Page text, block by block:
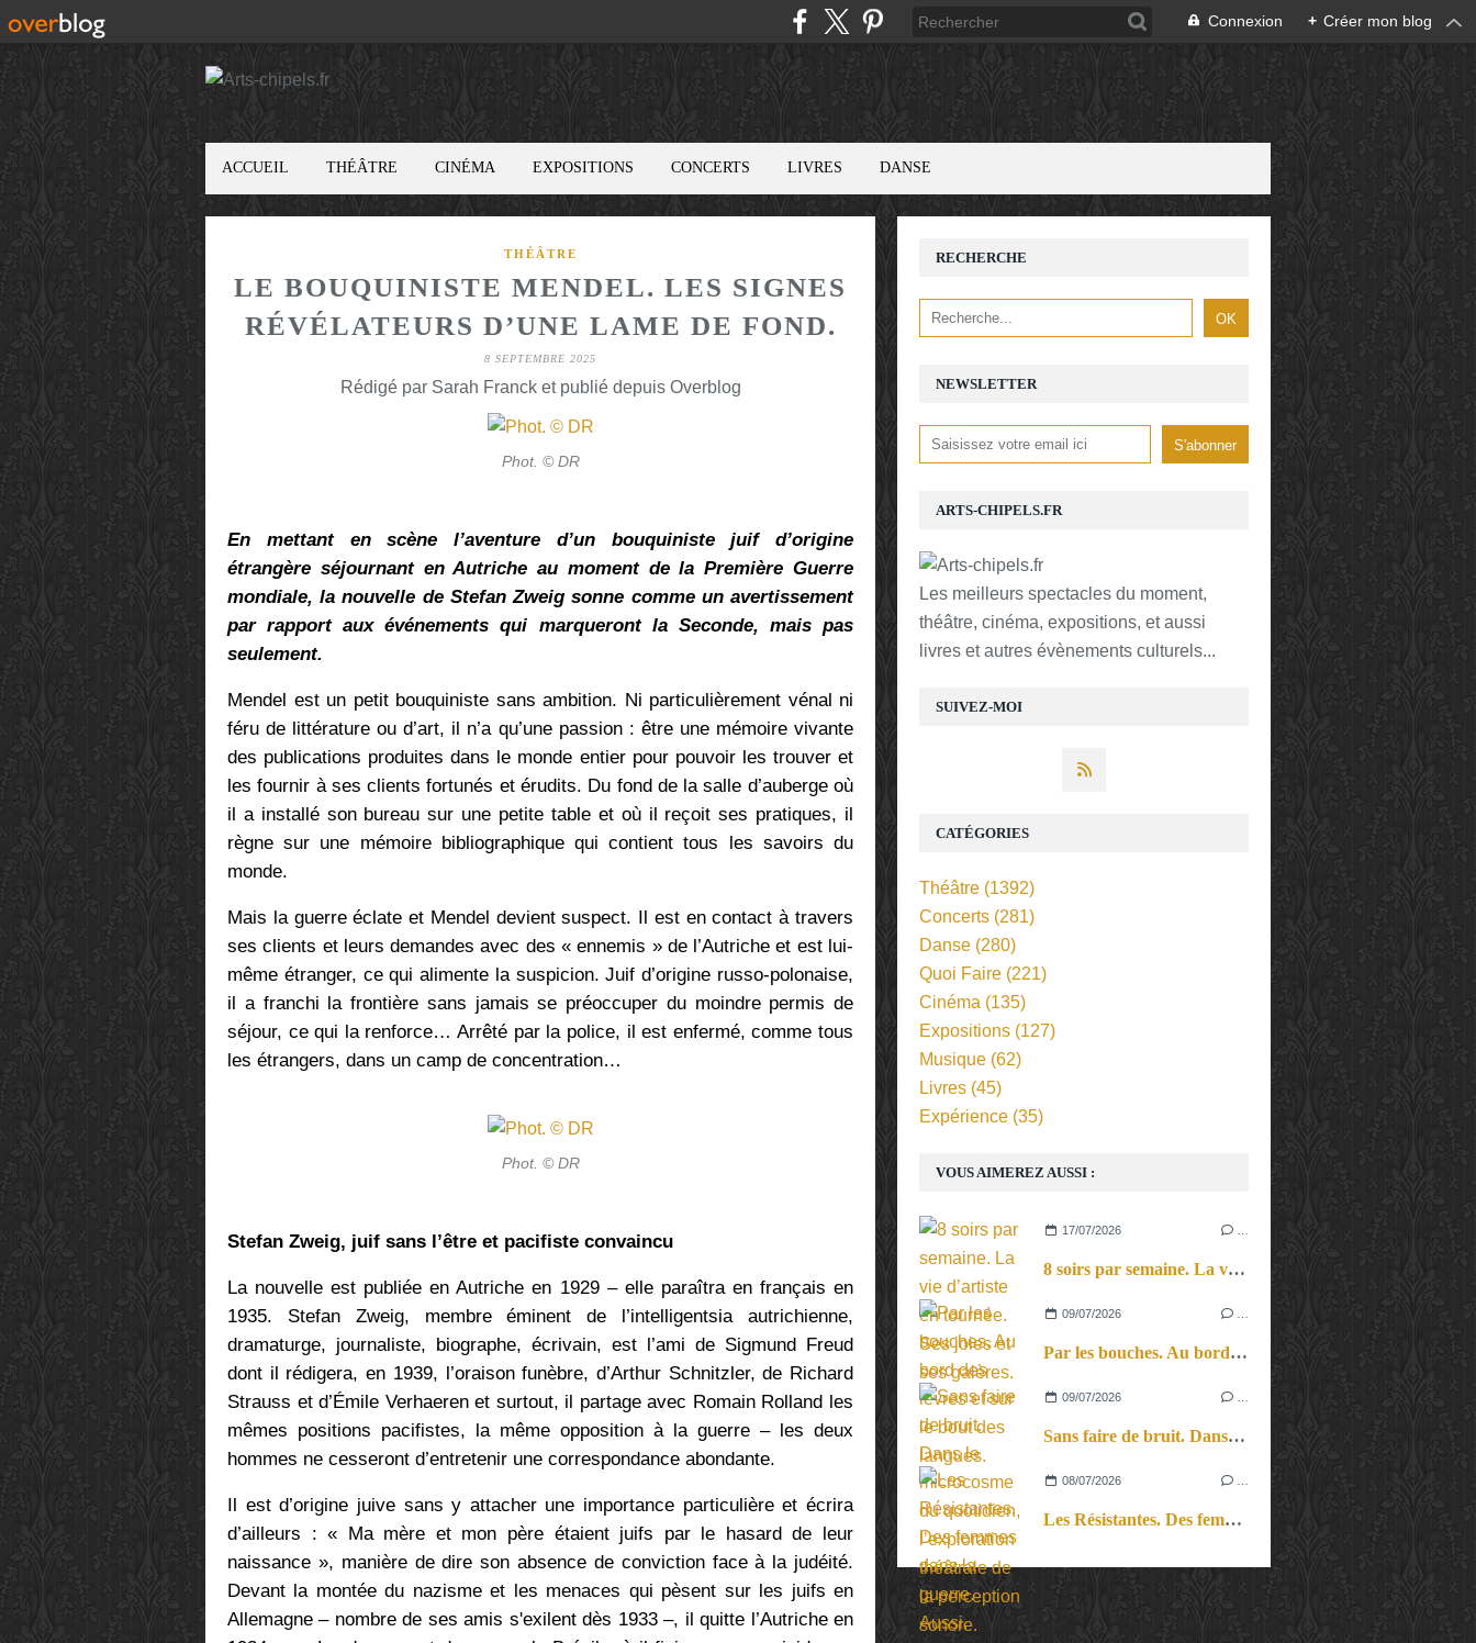
Connexion + Créer mon blog
ACCUEIL THÉÂTRE CINÉMA EXPOSITIONS CONCERTS LIVRES DANSE
THÉÂTRE
LE BOUQUINISTE MENDEL. LES SIGNES
RÉVÉLATEURS D’UNE LAME DE FOND.
8 SEPTEMBRE 2025
Rédigé par Sarah Franck et publié depuis Overblog
Phot. © DR
En mettant en scène l’aventure d’un bouquiniste juif d’origine
étrangère séjournant en Autriche au moment de la Première Guerre
mondiale, la nouvelle de Stefan Zweig sonne comme un avertissement
par rapport aux événements qui marqueront la Seconde, mais pas
seulement.
Mendel est un petit bouquiniste sans ambition. Ni particulièrement vénal ni
féru de littérature ou d’art, il n’a qu’une passion : être une mémoire vivante
des publications produites dans le monde entier pour pouvoir les trouver et
les fournir à ses clients fortunés et érudits. Du fond de la salle d’auberge où
il a installé son bureau sur une petite table et où il reçoit ses pratiques, il
règne sur une mémoire bibliographique qui contient tous les savoirs du
monde.
Mais la guerre éclate et Mendel devient suspect. Il est en contact à travers
ses clients et leurs demandes avec des « ennemis » de l’Autriche et est lui-
même étranger, ce qui alimente la suspicion. Juif d’origine russo-polonaise,
il a franchi la frontière sans jamais se préoccuper du moindre permis de
séjour, ce qui la renforce… Arrêté par la police, il est enfermé, comme tous
les étrangers, dans un camp de concentration…
Phot. © DR
Stefan Zweig, juif sans l’être et pacifiste convaincu
La nouvelle est publiée en Autriche en 1929 – elle paraîtra en français en
1935. Stefan Zweig, membre éminent de l’intelligentsia autrichienne,
dramaturge, journaliste, biographe, écrivain, est l’ami de Sigmund Freud
dont il rédigera, en 1939, l’oraison funèbre, d’Arthur Schnitzler, de Richard
Strauss et d’Émile Verhaeren et surtout, il partage avec Romain Rolland les
mêmes positions pacifistes, la même opposition à la guerre – les deux
hommes ne cesseront d’entretenir une correspondance abondante.
Il est d’origine juive sans y attacher une importance particulière et écrira
d’ailleurs : « Ma mère et mon père étaient juifs par le hasard de leur
naissance », manière de dire son absence de conviction face à la judéité.
Devant la montée du nazisme et les menaces qui pèsent sur les juifs en
Allemagne – nombre de ses amis s'exilent dès 1933 –, il quitte l’Autriche en
NEWSLETTER
SUIVEZ-MOI
RECHERCHE
ARTS-CHIPELS.FR
Les meilleurs spectacles du moment,
théâtre, cinéma, expositions, et aussi
livres et autres évènements culturels...
VOUS AIMEREZ AUSSI :
17/07/2026
8 soirs par semaine. La vie d’artiste en tournée. Ses joies et ses galères.
09/07/2026
Par les bouches. Au bord des lèvres et sur le bout des langues.
09/07/2026
Sans faire de bruit. Dans le microcosme du quotidien, l’exploration théâtrale de la perception sonore.
08/07/2026
Les Résistantes. Des femmes dans la guerre. Aussi.
CATÉGORIES
Théâtre (1392)
Concerts (281)
Danse (280)
Quoi Faire (221)
Cinéma (135)
Expositions (127)
Musique (62)
Livres (45)
Expérience (35)